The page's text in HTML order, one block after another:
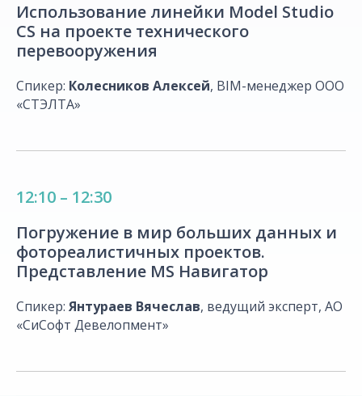
Использование линейки Model Studio
CS на проекте технического
перевооружения
Спикер: Колесников Алексей, BIM-менеджер ООО
«СТЭЛТА»
12:10 – 12:30
Погружение в мир больших данных и
фотореалистичных проектов.
Представление MS Навигатор
Спикер: Янтураев Вячеслав, ведущий эксперт, АО
«СиСофт Девелопмент»